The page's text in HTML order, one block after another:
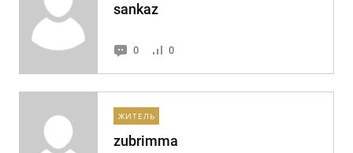
sankaz
0 0
ЖИТЕЛЬ
zubrimma